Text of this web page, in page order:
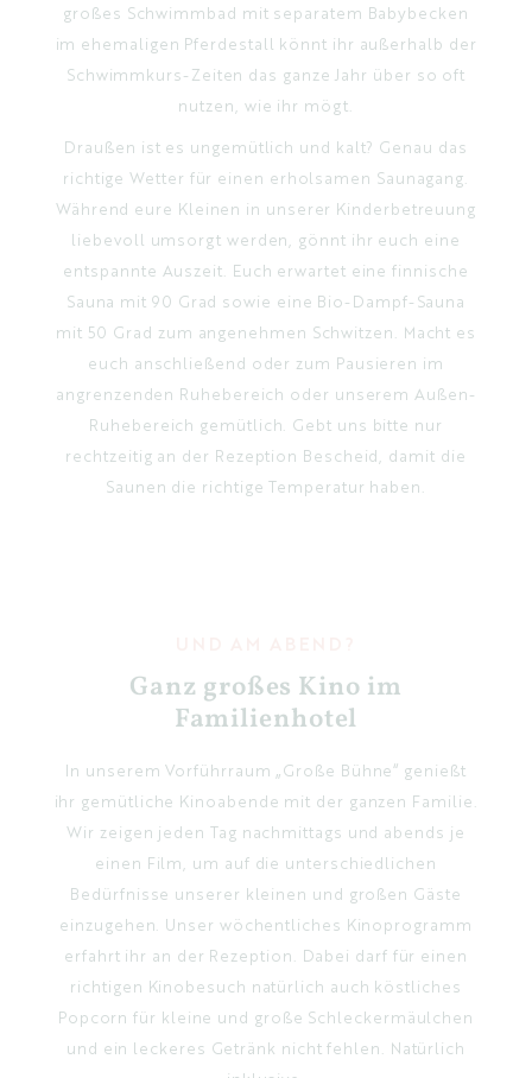
großes Schwimmbad mit separatem Babybecken
im ehemaligen Pferdestall könnt ihr außerhalb der
Schwimmkurs-Zeiten das ganze Jahr über so oft
nutzen, wie ihr mögt.
Draußen ist es ungemütlich und kalt? Genau das
richtige Wetter für einen erholsamen Saunagang.
Während eure Kleinen in unserer Kinderbetreuung
liebevoll umsorgt werden, gönnt ihr euch eine
entspannte Auszeit. Euch erwartet eine finnische
Sauna mit 90 Grad sowie eine Bio-Dampf-Sauna
mit 50 Grad zum angenehmen Schwitzen. Macht es
euch anschließend oder zum Pausieren im
angrenzenden Ruhebereich oder unserem Außen-
Ruhebereich gemütlich. Gebt uns bitte nur
rechtzeitig an der Rezeption Bescheid, damit die
Saunen die richtige Temperatur haben.
Ganz großes Kino im
Familienhotel
In unserem Vorführraum „Große Bühne“ genießt
ihr gemütliche Kinoabende mit der ganzen Familie.
Wir zeigen jeden Tag nachmittags und abends je
einen Film, um auf die unterschiedlichen
Bedürfnisse unserer kleinen und großen Gäste
einzugehen. Unser wöchentliches Kinoprogramm
erfahrt ihr an der Rezeption. Dabei darf für einen
richtigen Kinobesuch natürlich auch köstliches
Popcorn für kleine und große Schleckermäulchen
und ein leckeres Getränk nicht fehlen. Natürlich